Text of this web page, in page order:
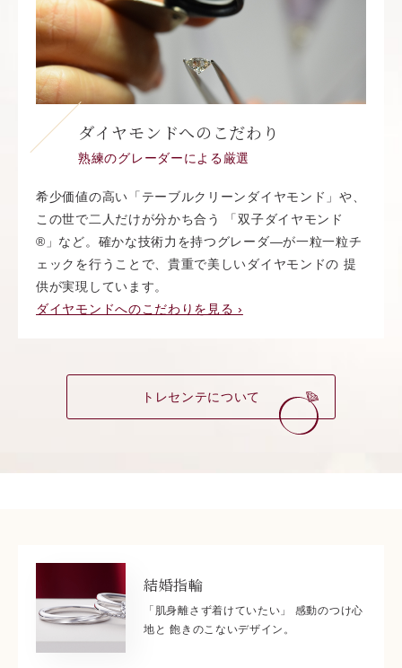
ダイヤモンドへのこだわり
熟練のグレーダーによる厳選
希少価値の高い「テーブルクリーンダイヤモンド」や、
この世で二人だけが分かち合う 「双子ダイヤモンド
®︎」など。確かな技術力を持つグレーダ―が一粒一粒チ
ェックを行うことで、貴重で美しいダイヤモンドの 提
供が実現しています。
ダイヤモンドへのこだわりを見る ›
トレセンテについて
結婚指輪
「肌身離さず着けていたい」 感動のつけ心
地と 飽きのこないデザイン。